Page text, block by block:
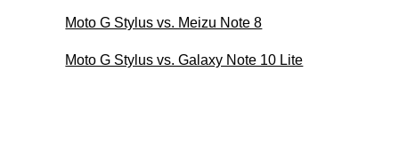
Moto G Stylus vs. Meizu Note 8
Moto G Stylus vs. Galaxy Note 10 Lite